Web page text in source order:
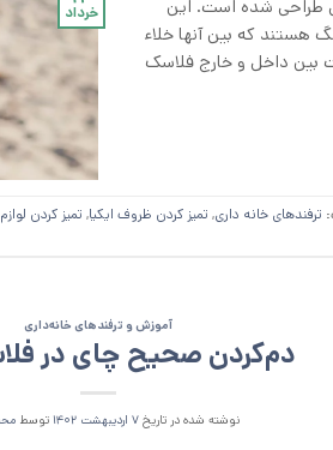
خرداد
طراحی شده است. این
که بین آنها خلاء
بین داخل و خارج فلاسک
ترفندهای خانه داری, تمیز کردن ظروف ایکیا, تمیز کردن
آموزش و ترفند‌های خانه‌داری
دم‌کردن صحیح چای در
نوشته شده در تاریخ ۷ اردیبهشت ۱۴۰۲ توسط